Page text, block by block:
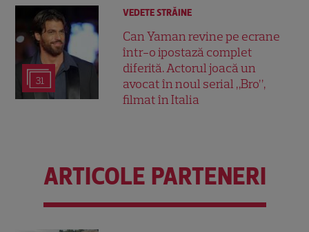
31
VEDETE STRĂINE
Can Yaman revine pe ecrane
într-o ipostază complet
diferită. Actorul joacă un
avocat în noul serial „Bro”,
filmat în Italia
ARTICOLE PARTENERI